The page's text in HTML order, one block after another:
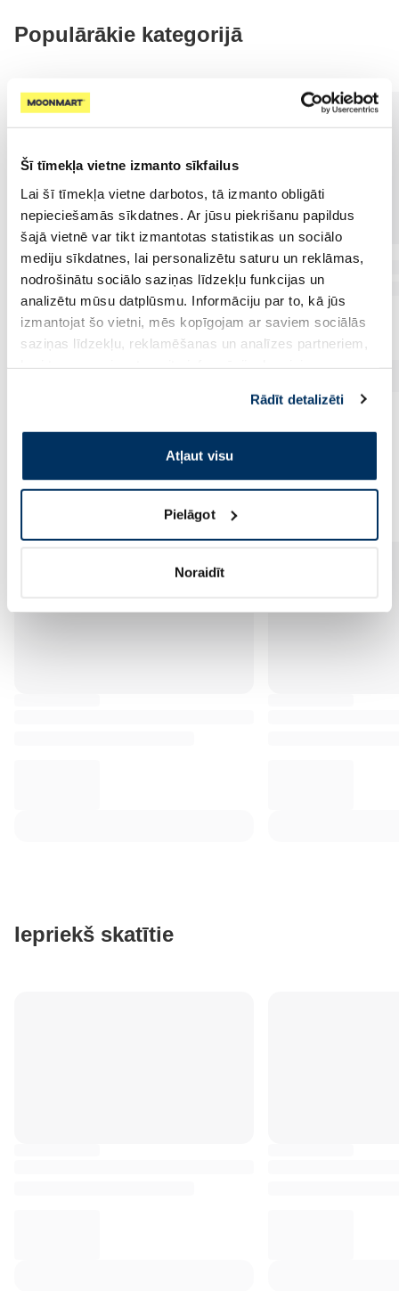
Šī tīmekļa vietne izmanto sīkfailus
Lai šī tīmekļa vietne darbotos, tā izmanto obligāti
nepieciešamās sīkdatnes. Ar jūsu piekrišanu papildus
šajā vietnē var tikt izmantotas statistikas un sociālo
mediju sīkdatnes, lai personalizētu saturu un reklāmas,
nodrošinātu sociālo saziņas līdzekļu funkcijas un
analizētu mūsu datplūsmu. Informāciju par to, kā jūs
izmantojat šo vietni, mēs kopīgojam ar saviem sociālās
saziņas līdzekļu, reklamēšanas un analīzes partneriem,
pakalpojumus. Ja piekrītat šo papildu sīkdatņu
izmantošanai, lūdzu, atzīmējiet savu izvēli:
Rādīt detalizēti
Atļaut visu
Pielāgot
Noraidīt
Populārākie kategorijā
Vēl no šī zīmola
Iepriekš skatītie